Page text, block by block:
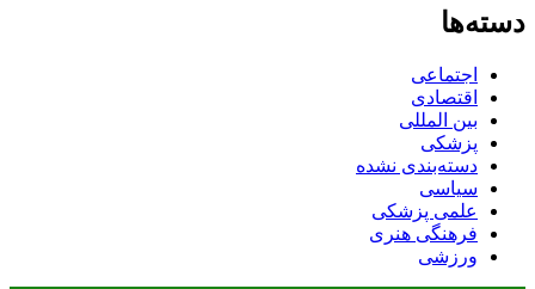
دسته‌ها
اجتماعی
اقتصادی
بین المللی
پزشکی
دسته‌بندی نشده
سیاسی
علمی پزشکی
فرهنگی هنری
ورزشی